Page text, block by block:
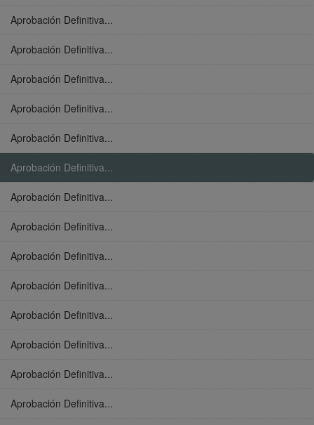
Aprobación Definitiva...
Aprobación Definitiva...
Aprobación Definitiva...
Aprobación Definitiva...
Aprobación Definitiva...
Aprobación Definitiva...
Aprobación Definitiva...
Aprobación Definitiva...
Aprobación Definitiva...
Aprobación Definitiva...
Aprobación Definitiva...
Aprobación Definitiva...
Aprobación Definitiva...
Aprobación Definitiva...